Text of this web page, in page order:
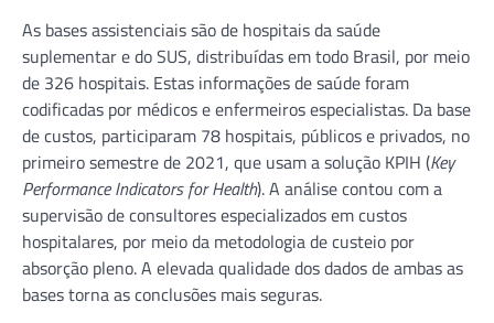
As bases assistenciais são de hospitais da saúde
suplementar e do SUS, distribuídas em todo Brasil, por meio
de 326 hospitais. Estas informações de saúde foram
codificadas por médicos e enfermeiros especialistas. Da base
de custos, participaram 78 hospitais, públicos e privados, no
primeiro semestre de 2021, que usam a solução KPIH (Key
Performance Indicators for Health). A análise contou com a
supervisão de consultores especializados em custos
hospitalares, por meio da metodologia de custeio por
absorção pleno. A elevada qualidade dos dados de ambas as
bases torna as conclusões mais seguras.